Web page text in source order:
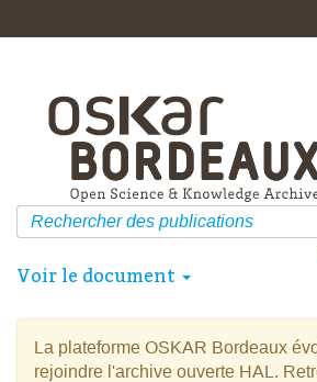
Voir le document
La plateforme OSKAR Bordeaux
rejoindre l'archive ouverte HAL.